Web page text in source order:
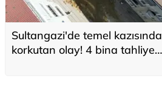
Sultangazi'de temel kazısında
korkutan olay! 4 bina tahliye